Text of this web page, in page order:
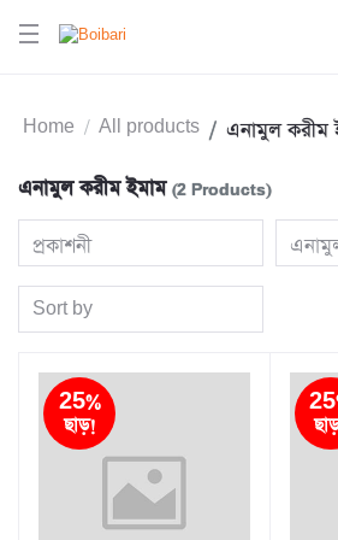
Home All products এনামুল করীম
এনামুল করীম ইমাম (2 Products)
প্রকাশনী
Sort by
25%
ছাড়!